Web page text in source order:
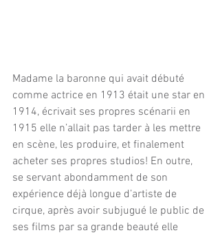
Madame la baronne qui avait débuté
comme actrice en 1913 était une star en
1914, écrivait ses propres scénarii en
1915 elle n’allait pas tarder à les mettre
en scène, les produire, et finalement
acheter ses propres studios! En outre,
se servant abondamment de son
expérience déjà longue d’artiste de
cirque, après avoir subjugué le public de
ses films par sa grande beauté elle